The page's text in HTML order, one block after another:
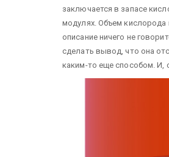
заключается в запасе
модулях. Объем
описание ничего не
сделать вывод, что она
каким-то еще способом. И,